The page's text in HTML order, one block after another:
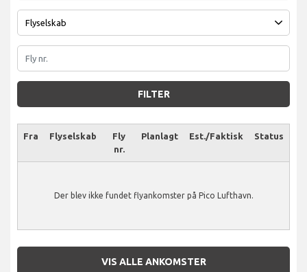
FILTER
Fra Flyselskab
Fly
nr.
Planlagt Est./Faktisk Status
Der blev ikke fundet flyankomster på Pico Lufthavn.
VIS ALLE ANKOMSTER